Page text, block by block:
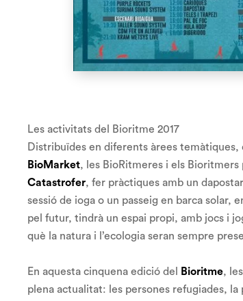
Les activitats del Bioritme 2017
Distribuïdes en diferents àrees temàtiques,
BioMarket, les BioRitmeres i els
Catastrofer, fer pràctiques amb un
sessió de ioga o un passeig en barca solar,
pel futur, tindrà un espai propi, amb jocs i
què la natura i l’ecologia seran sempre
En aquesta cinquena edició del Bioritme,
plena actualitat: les persones refugiades,